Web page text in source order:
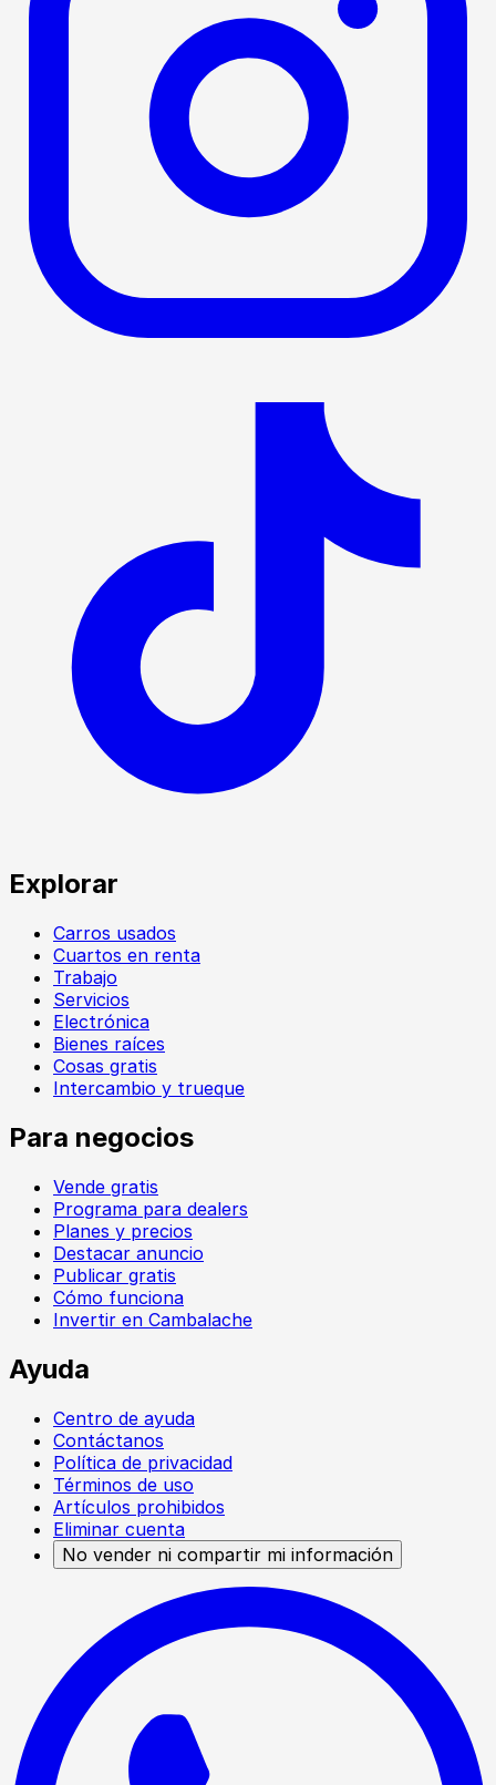
Explorar
Carros usados
Cuartos en renta
Trabajo
Servicios
Electrónica
Bienes raíces
Cosas gratis
Intercambio y trueque
Para negocios
Vende gratis
Programa para dealers
Planes y precios
Destacar anuncio
Publicar gratis
Cómo funciona
Invertir en Cambalache
Ayuda
Centro de ayuda
Contáctanos
Política de privacidad
Términos de uso
Artículos prohibidos
Eliminar cuenta
No vender ni compartir mi información